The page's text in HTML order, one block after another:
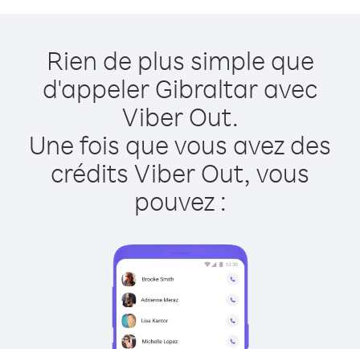
Rien de plus simple que
d'appeler Gibraltar avec
Viber Out.
Une fois que vous avez des
crédits Viber Out, vous
pouvez :